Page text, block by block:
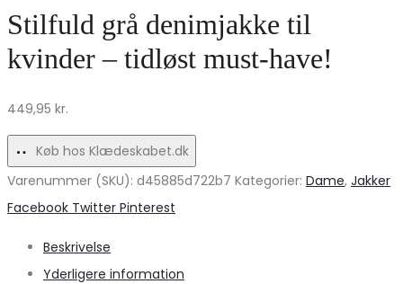
62786
–
Fuxia1387
udsalg!
–
Tidløs
Tilbud
Stilfuld grå denimjakke til
kvinder – tidløst must-have!
449,95 kr.
Køb hos Klædeskabet.dk
Varenummer (SKU): d45885d722b7 Kategorier: Dame, Jakker
Share
Facebook Twitter Pinterest
Beskrivelse
Yderligere information